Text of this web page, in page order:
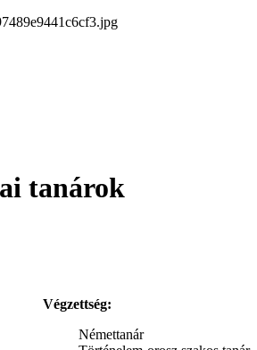
tanárok
Végzettség:
Némettanár